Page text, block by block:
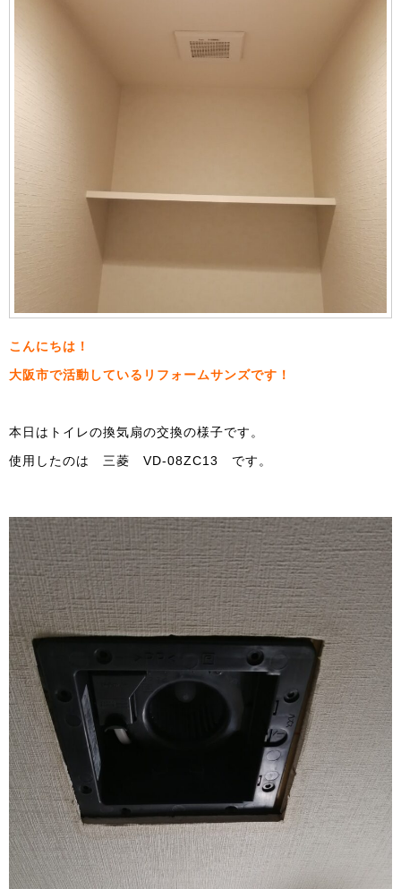
こんにちは！
大阪市で活動しているリフォームサンズです！
本日はトイレの換気扇の交換の様子です。
使用したのは 三菱 VD-08ZC13 です。